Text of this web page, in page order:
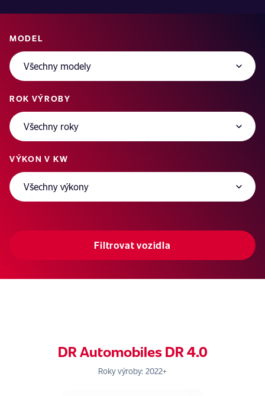
MODEL
ROK VÝROBY
VÝKON V KW
Filtrovat vozidla
DR Automobiles DR 4.0
Roky výroby: 2022+